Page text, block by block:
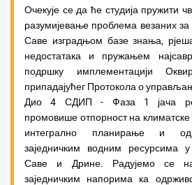
Очекује се да ће студија пружити
разумијевање проблема везаних за
Саве изградњом базе знања,
недостатака и пружањем
подршку имплементацији
припадајућег Протокола о
Дио 4 СДИП - Фаза 1 јача
промовише отпорност на
интегрално планирање и
заједничким водним ресурсима
Саве и Дрине. Радујемо се
заједничким напорима ка